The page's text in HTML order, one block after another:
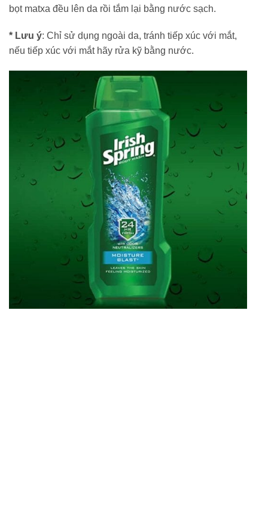
bọt matxa đều lên da rồi tắm lại bằng nước sạch.
* Lưu ý: Chỉ sử dụng ngoài da, tránh tiếp xúc với mắt,
nếu tiếp xúc với mắt hãy rửa kỹ bằng nước.